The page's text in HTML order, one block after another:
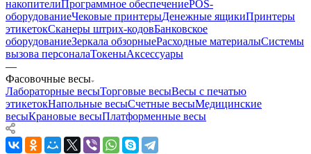
накопителиПрограммное обеспечениеPOS-
оборудованиеЧековые принтерыДенежные ящикиПринтеры
этикетокСканеры штрих-кодовБанковское
оборудованиеЗеркала обзорныеРасходные материалыСистемы
вызова персоналаТокеныАксессуары
—
Фасовочные весы
Лабораторные весыТорговые весыВесы с печатью
этикетокНапольные весыСчетные весыМедицинские
весыКрановые весыПлатформенные весы